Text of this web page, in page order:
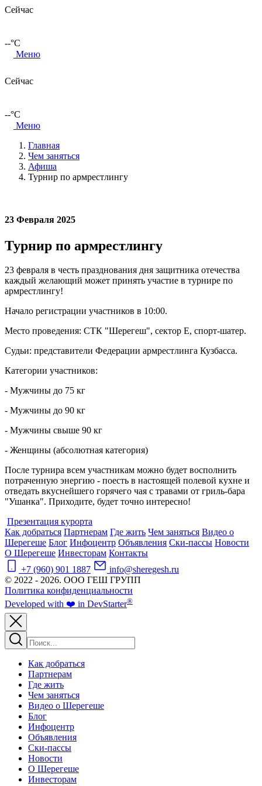
Сейчас
--°C
Меню
Сейчас
--°C
Меню
Главная
Чем заняться
Афиша
Турнир по армрестлингу
23 Февраля 2025
Турнир по армрестлингу
23 февраля в честь празднования дня защитника отечества
каждый желающий может принять участие в турнире по
армрестлингу!
Начало регистрации участников в 10:00.
Место проведения: СТК "Шерегеш", сектор Е, спорт-шатер.
Судьи: представители Федерации армрестлинга Кузбасса.
Категории участников:
- Мужчины до 75 кг
- Мужчины до 90 кг
- Мужчины свыше 90 кг
- Женщины (абсолютная категория)
После турнира всем участникам можно будет восполнить
потраченную энергию - поесть в настоящей полевой кухне и
отведать вкуснейшего горячего чая с травами от гриль-бара
"Ушанка". Приходите, будет точно интересно!
Презентация курорта
Как добраться Партнерам Где жить Чем заняться Видео о
Шерегеше Блог Инфоцентр Объявления Ски-пассы Новости
О Шерегеше Инвесторам Контакты
+7 (960) 901 1887
info@sheregesh.ru
© 2022 - 2026. ООО ГЕШ ГРУПП
Политика конфиденциальности
Developed with ❤️ in DevStarter®
Как добраться
Партнерам
Где жить
Чем заняться
Видео о Шерегеше
Блог
Инфоцентр
Объявления
Ски-пассы
Новости
О Шерегеше
Инвесторам